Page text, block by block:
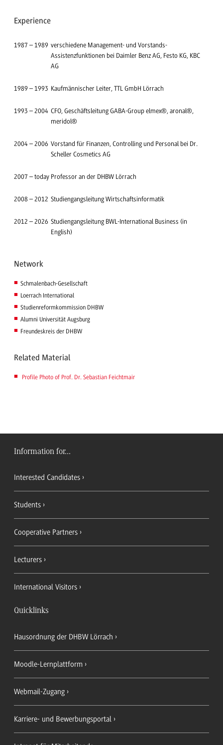
Experience
1987 – 1989 verschiedene Management- und Vorstands-
Assistenzfunktionen bei Daimler Benz AG, Festo KG, KBC
AG
1989 – 1993 Kaufmännischer Leiter, TTL GmbH Lörrach
1993 – 2004 CFO, Geschäftsleitung GABA-Group elmex®, aronal®,
meridol®
2004 – 2006 Vorstand für Finanzen, Controlling und Personal bei Dr.
Scheller Cosmetics AG
2007 – today Professor an der DHBW Lörrach
2008 – 2012 Studiengangsleitung Wirtschaftsinformatik
2012 – 2026 Studiengangsleitung BWL-International Business (in
English)
Network
Schmalenbach-Gesellschaft
Loerrach International
Studienreformkommission DHBW
Alumni Universität Augsburg
Freundeskreis der DHBW
Related Material
Profile Photo of Prof. Dr. Sebastian Feichtmair
Information for...
Interested Candidates
Students
Cooperative Partners
Lecturers
International Visitors
Quicklinks
Hausordnung der DHBW Lörrach
Moodle-Lernplattform
Webmail-Zugang
Karriere- und Bewerbungsportal